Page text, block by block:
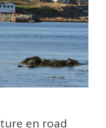
en road